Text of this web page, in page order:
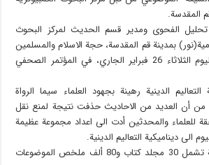
المقدسة.
الفحوى ومدير قسم الحديث لمركز البحوث
بمدينة قم المقدسة، حجة الاسلام والمسلمين
السيد جواد ابورالرضا، اليوم الثلاثاء 26 فبراير الجاري، في المؤتمر الصحفي
الدينية رهينة بجهود العلماء سيما الرواة
من أن العديد من الاحاديث حذفت نتيجة لمنع نقل
للعلماء والمحدثين أدت الى اعداد مجموعة عظيمة
الى ديناميكية التعاليم الدينية.
وأضاف أن هذه البرمجية تشمل 30 مجلد كتاب و80 ألف ملخص الموضوعات